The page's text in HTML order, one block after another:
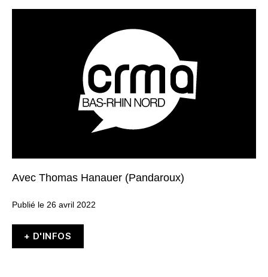
Avec Thomas Hanauer (Pandaroux)
Publié le 26 avril 2022
+ D'INFOS